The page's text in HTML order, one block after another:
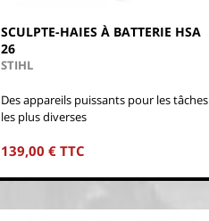
SCULPTE-HAIES À BATTERIE HSA
26
STIHL
Des appareils puissants pour les tâches
les plus diverses
139,00 € TTC